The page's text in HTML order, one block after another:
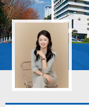
教学研究
获奖信息
招生信息